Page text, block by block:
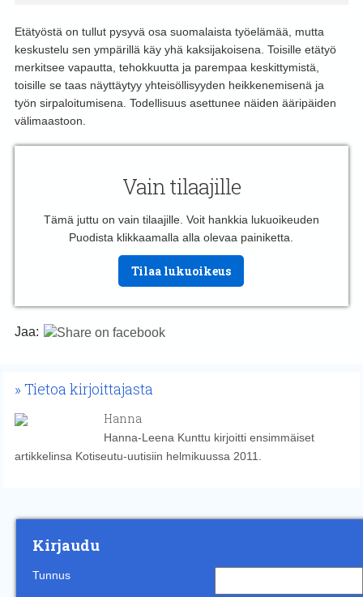
Etätyöstä on tullut pysyvä osa suomalaista työelämää, mutta
keskustelu sen ympärillä käy yhä kaksijakoisena. Toisille etätyö
merkitsee vapautta, tehokkuutta ja parempaa keskittymistä,
toisille se taas näyttäytyy yhteisöllisyyden heikkenemisenä ja
työn sirpaloitumisena. Todellisuus asettunee näiden ääripäiden
välimaastoon.
Vain tilaajille
Tämä juttu on vain tilaajille. Voit hankkia lukuoikeuden
Puodista klikkaamalla alla olevaa painiketta.
Tilaa lukuoikeus
Jaa:
Tietoa kirjoittajasta
Hanna
Hanna-Leena Kunttu kirjoitti ensimmäiset
artikkelinsa Kotiseutu-uutisiin helmikuussa 2011.
Kirjaudu
Tunnus